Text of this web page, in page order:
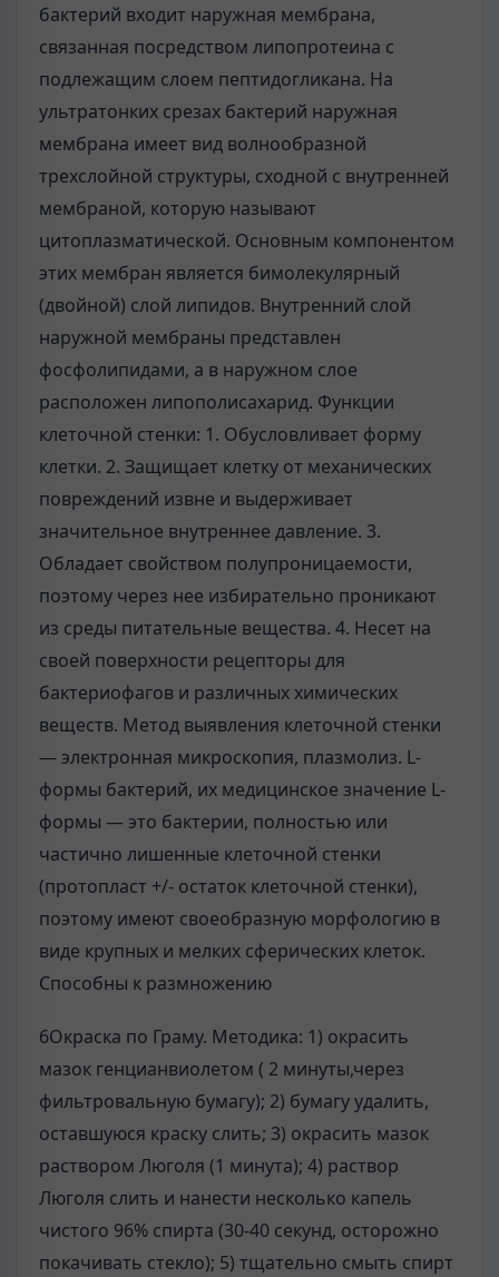
бактерий входит наружная мембрана,
связанная посредством липопротеина с
подлежащим слоем пептидогликана. На
ультратонких срезах бактерий наружная
мембрана имеет вид волнообразной
трехслойной структуры, сходной с внутренней
мембраной, которую называют
цитоплазматической. Основным компонентом
этих мембран является бимолекулярный
(двойной) слой липидов. Внутренний слой
наружной мембраны представлен
фосфолипидами, а в наружном слое
расположен липополисахарид. Функции
клеточной стенки: 1. Обусловливает форму
клетки. 2. Защищает клетку от механических
повреждений извне и выдерживает
значительное внутреннее давление. 3.
Обладает свойством полупроницаемости,
поэтому через нее избирательно проникают
из среды питательные вещества. 4. Несет на
своей поверхности рецепторы для
бактериофагов и различных химических
веществ. Метод выявления клеточной стенки
— электронная микроскопия, плазмолиз. L-
формы бактерий, их медицинское значение L-
формы — это бактерии, полностью или
частично лишенные клеточной стенки
(протопласт +/- остаток клеточной стенки),
поэтому имеют своеобразную морфологию в
виде крупных и мелких сферических клеток.
Способны к размножению
6Окраска по Граму. Методика: 1) окрасить
мазок генцианвиолетом ( 2 минуты,через
фильтровальную бумагу); 2) бумагу удалить,
оставшуюся краску слить; 3) окрасить мазок
раствором Люголя (1 минута); 4) раствор
Люголя слить и нанести несколько капель
чистого 96% спирта (30-40 секунд, осторожно
покачивать стекло); 5) тщательно смыть спирт